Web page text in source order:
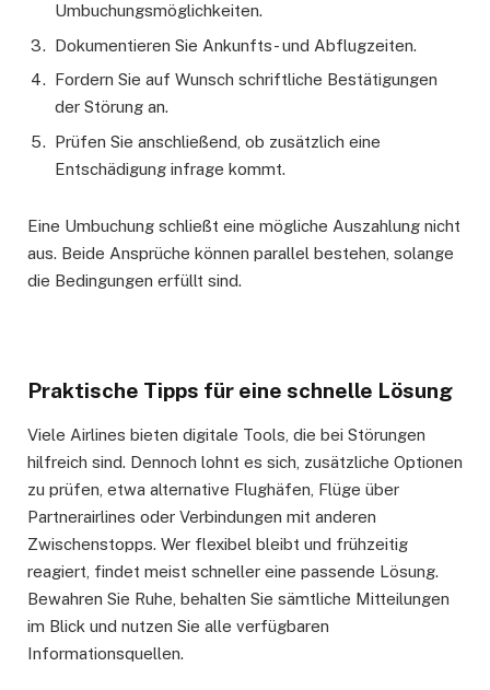
Umbuchungsmöglichkeiten.
Dokumentieren Sie Ankunfts- und Abflugzeiten.
Fordern Sie auf Wunsch schriftliche Bestätigungen
der Störung an.
Prüfen Sie anschließend, ob zusätzlich eine
Entschädigung infrage kommt.
Eine Umbuchung schließt eine mögliche Auszahlung nicht
aus. Beide Ansprüche können parallel bestehen, solange
die Bedingungen erfüllt sind.
Praktische Tipps für eine schnelle Lösung
Viele Airlines bieten digitale Tools, die bei Störungen
hilfreich sind. Dennoch lohnt es sich, zusätzliche Optionen
zu prüfen, etwa alternative Flughäfen, Flüge über
Partnerairlines oder Verbindungen mit anderen
Zwischenstopps. Wer flexibel bleibt und frühzeitig
reagiert, findet meist schneller eine passende Lösung.
Bewahren Sie Ruhe, behalten Sie sämtliche Mitteilungen
im Blick und nutzen Sie alle verfügbaren
Informationsquellen.